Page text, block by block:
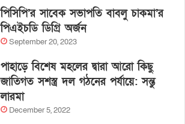
পিসিপি’র সাবেক সভাপতি বাবলু চাকমা’র
পিএইচডি ডিগ্রি অর্জন
September 20, 2023
পাহাড়ে বিশেষ মহলের দ্বারা আরো কিছু
জাতিগত সশস্ত্র দল গঠনের পর্যায়ে: সন্তু
লারমা
December 5, 2022